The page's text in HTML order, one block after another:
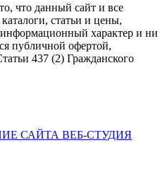
что данный сайт и все
статьи и цены,
характер и ни
публичной офертой,
437 (2) Гражданского
САЙТА ВЕБ-СТУДИЯ